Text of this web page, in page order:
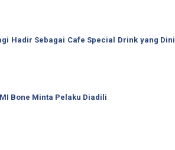
Hadir Sebagai Cafe Special Drink yang
Bone Minta Pelaku Diadili